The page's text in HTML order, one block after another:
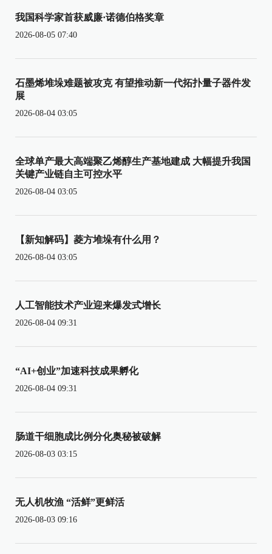
我国科学家首获威廉·诺德伯格奖章
2026-08-05 07:40
石墨烯堆垛难题被攻克 有望推动新一代拓扑量子器件发
展
2026-08-04 03:05
全球单产最大高端聚乙烯醇生产基地建成 大幅提升我国
关键产业链自主可控水平
2026-08-04 03:05
【新知解码】菱方堆垛有什么用？
2026-08-04 03:05
人工智能技术产业迎来爆发式增长
2026-08-04 09:31
“AI+创业”加速科技成果孵化
2026-08-04 09:31
肠道干细胞成比例分化奥秘被破解
2026-08-03 03:15
无人机牧渔 “活鲜”更鲜活
2026-08-03 09:16